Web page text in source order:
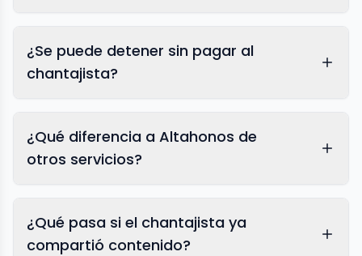
¿Se puede detener sin pagar al
chantajista?
¿Qué diferencia a Altahonos de
otros servicios?
¿Qué pasa si el chantajista ya
compartió contenido?